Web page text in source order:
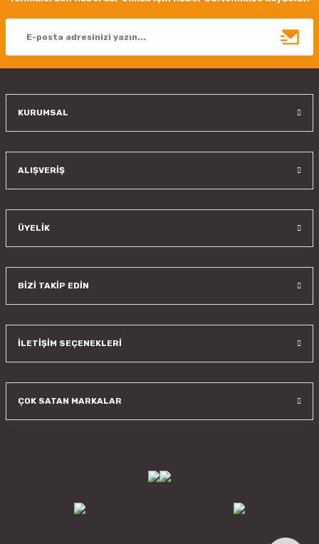
Ürün bilgilerinde hatalar bulunuyor.
KURUMSAL
ALIŞVERİŞ
ÜYELİK
BİZİ TAKİP EDİN
İLETİŞİM SEÇENEKLERİ
ÇOK SATAN MARKALAR